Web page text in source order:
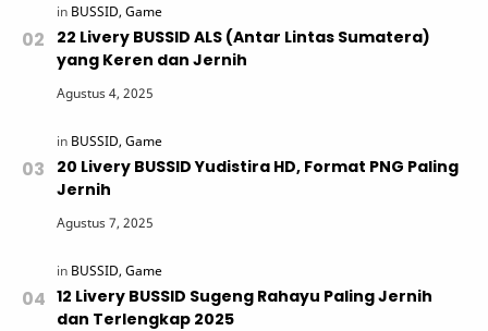
22 Livery BUSSID ALS (Antar Lintas Sumatera)
yang Keren dan Jernih
20 Livery BUSSID Yudistira HD, Format PNG Paling
Jernih
12 Livery BUSSID Sugeng Rahayu Paling Jernih
dan Terlengkap 2025